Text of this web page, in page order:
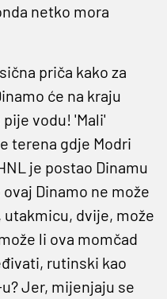
netko mora
priča kako za
će na kraju
vodu! 'Mali'
terena gdje Modri
je postao Dinamu
Dinamo ne može
utakmicu, dvije, može
li ova momčad
rutinski kao
Jer, mijenjaju se